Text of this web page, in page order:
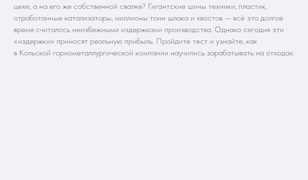
цехе, а на его же собственной свалке? Гигантские шины техники, пластик,
отработанные катализаторы, миллионы тонн шлака и хвостов — всё это долгое
время считалось неизбежными издержками производства. Однако сегодня эти
«издержки» приносят реальную прибыль. Пройдите тест и узнайте, как
в Кольской горнометаллургической компании научились зарабатывать на отходах.